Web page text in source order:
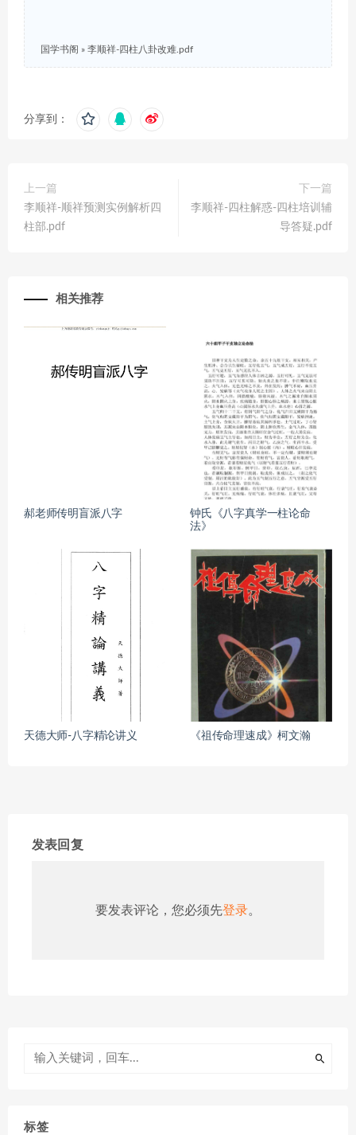
国学书阁 » 李顺祥-四柱八卦改难.pdf
分享到：
上一篇
李顺祥-顺祥预测实例解析四
柱部.pdf
下一篇
李顺祥-四柱解惑-四柱培训辅
导答疑.pdf
相关推荐
郝老师传明盲派八字
钟氏《八字真学一柱论命
法》
天德大师-八字精论讲义 《祖传命理速成》柯文瀚
发表回复
要发表评论，您必须先登录。
标签